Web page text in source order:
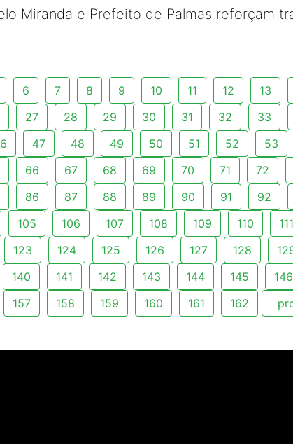
Miranda e Prefeito de Palmas reforçam
6 7 8 9 10 11 12 13
27 28 29 30 31 32 33
47 48 49 50 51 52 53
66 67 68 69 70 71 72
86 87 88 89 90 91 92
105 106 107 108 109 110 111
123 124 125 126 127 128
140 141 142 143 144 145 146
157 158 159 160 161 162